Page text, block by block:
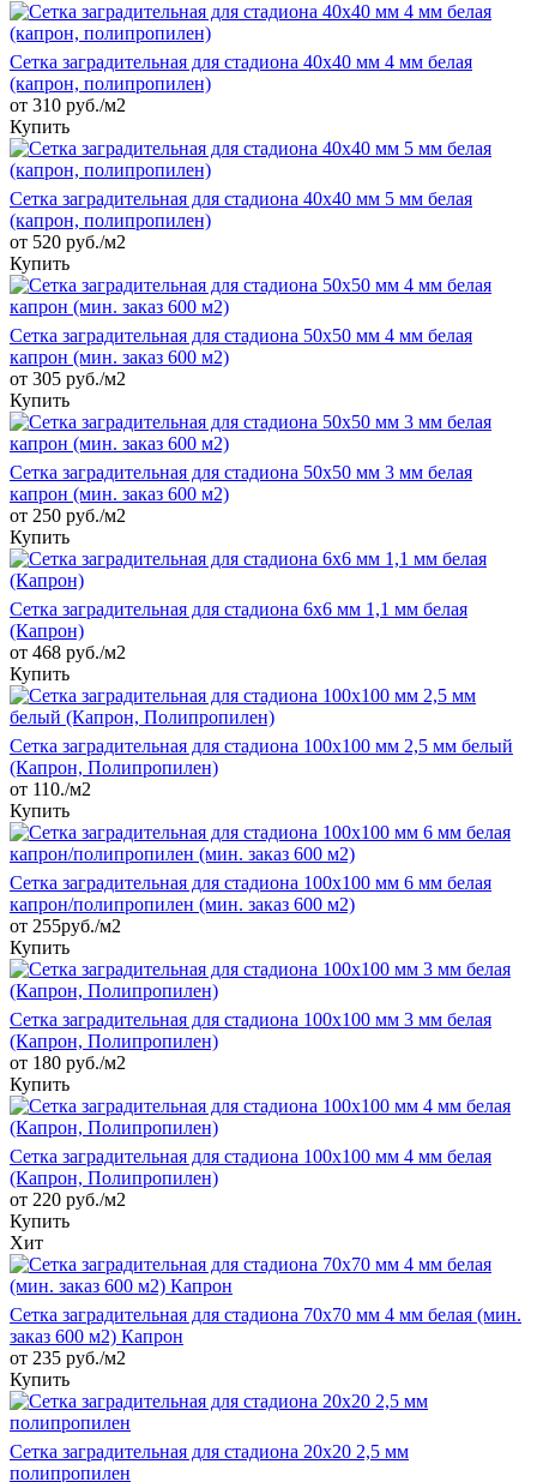
Сетка заградительная для стадиона 40х40 мм 4 мм белая
(капрон, полипропилен)
от 310 руб./м2
Купить
Сетка заградительная для стадиона 40х40 мм 5 мм белая
(капрон, полипропилен)
от 520 руб./м2
Купить
Сетка заградительная для стадиона 50х50 мм 4 мм белая
капрон (мин. заказ 600 м2)
от 305 руб./м2
Купить
Сетка заградительная для стадиона 50х50 мм 3 мм белая
капрон (мин. заказ 600 м2)
от 250 руб./м2
Купить
Сетка заградительная для стадиона 6х6 мм 1,1 мм белая
(Капрон)
от 468 руб./м2
Купить
Сетка заградительная для стадиона 100х100 мм 2,5 мм белый
(Капрон, Полипропилен)
от 110./м2
Купить
Сетка заградительная для стадиона 100х100 мм 6 мм белая
капрон/полипропилен (мин. заказ 600 м2)
от 255руб./м2
Купить
Сетка заградительная для стадиона 100х100 мм 3 мм белая
(Капрон, Полипропилен)
от 180 руб./м2
Купить
Сетка заградительная для стадиона 100х100 мм 4 мм белая
(Капрон, Полипропилен)
от 220 руб./м2
Купить
Хит
Сетка заградительная для стадиона 70х70 мм 4 мм белая (мин.
заказ 600 м2) Капрон
от 235 руб./м2
Купить
Сетка заградительная для стадиона 20х20 2,5 мм
полипропилен